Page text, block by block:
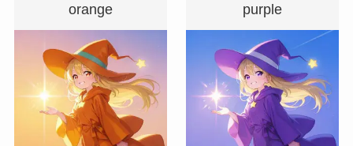
orange purple